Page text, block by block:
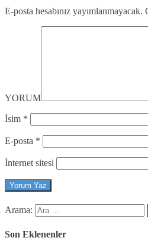
E-posta hesabınız yayımlanmayacak.
YORUM
İsim *
E-posta *
İnternet sitesi
Arama:
Son Eklenenler